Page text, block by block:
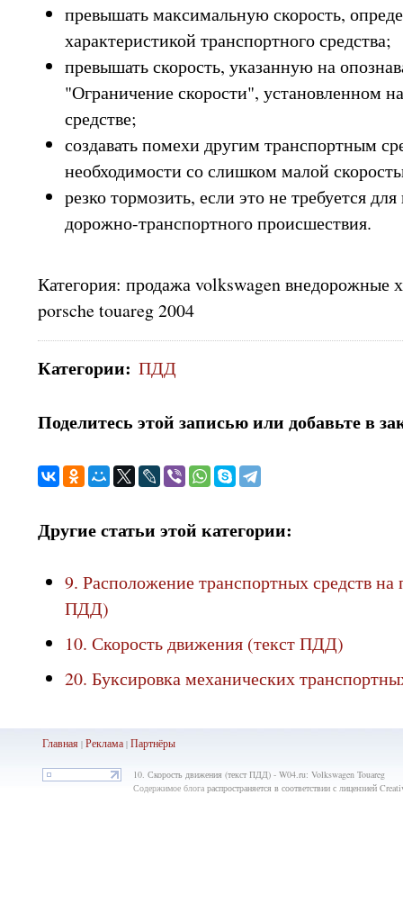
превышать максимальную скорость,
характеристикой транспортного средства;
превышать скорость, указанную на
"Ограничение скорости", установленном
средстве;
создавать помехи другим транспортным
необходимости со слишком малой
резко тормозить, если это не требуется
дорожно-транспортного происшествия.
Категория: продажа volkswagen внедорожные
porsche touareg 2004
Категории: ПДД
Поделитесь этой записью или добавьте в
Другие статьи этой категории:
9. Расположение транспортных средств на
ПДД)
10. Скорость движения (текст ПДД)
20. Буксировка механических
Главная| Реклама| Партнёры
10. Скорость движения (текст ПДД) - W04.ru: Volkswagen Touareg
Содержимое блогараспространяется в соответствии с лицензией